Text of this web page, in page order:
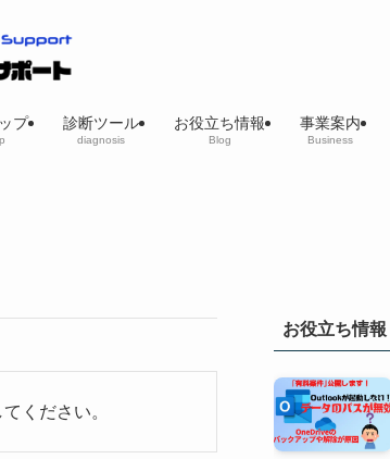
プ 診断ツール
diagnosis
お役立ち情報
Blog
事業案内
Business
ください。
お役立ち情報